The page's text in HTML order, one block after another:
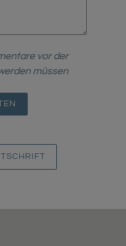
vor der
müssen